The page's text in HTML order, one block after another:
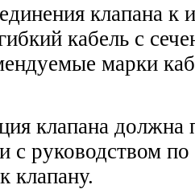
клапана к
кабель с
марки
клапана должна
с руководством по
клапану.